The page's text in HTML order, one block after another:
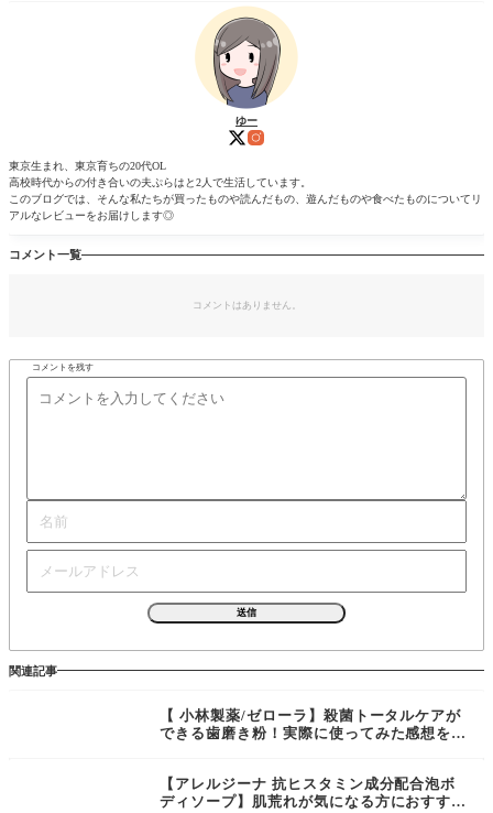
ゆー
東京生まれ、東京育ちの20代OL
高校時代からの付き合いの夫ぷらはと2人で生活しています。
このブログでは、そんな私たちが買ったものや読んだもの、遊んだものや食べたものについてリ
アルなレビューをお届けします◎
コメント一覧
コメントはありません。
コメントを残す
関連記事
【 小林製薬/ゼローラ】殺菌トータルケアが
できる歯磨き粉！実際に使ってみた感想をレ
【アレルジーナ 抗ヒスタミン成分配合泡ボ
ディソープ】肌荒れが気になる方におすす